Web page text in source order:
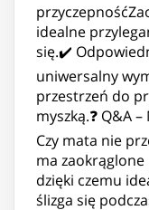
idealne
się.✔️
uniwersalny
przestrzeń do
myszką.❓ Q&A
Czy mata nie
ma
dzięki czemu
ślizga się